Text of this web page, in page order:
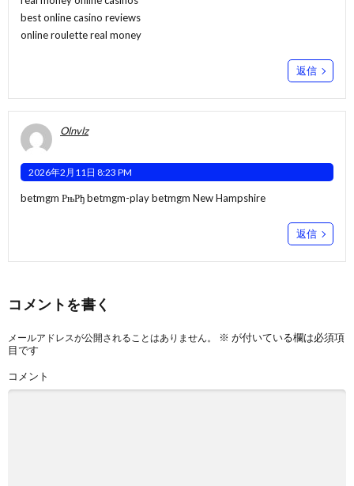
best online casino reviews
online roulette real money
返信
Olnvlz
2026年2月11日 8:23 PM
betmgm РњРђbetmgm-playbetmgm New Hampshire
返信
コメントを書く
メールアドレスが公開されることはありません。 ※ が付いている欄は必須項
目です
コメント